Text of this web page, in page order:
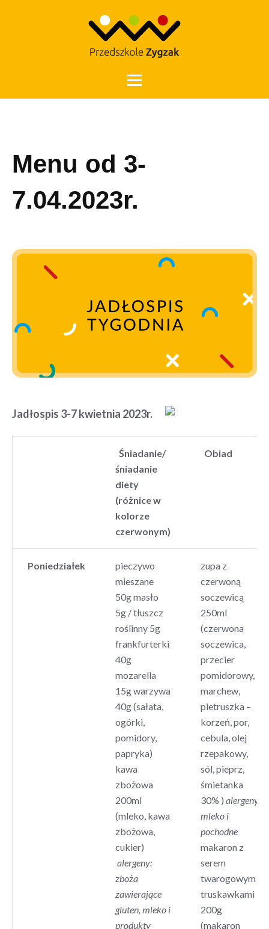
Menu od 3-
7.04.2023r.
Jadłospis 3-7 kwietnia 2023r.
Śniadanie/
śniadanie
diety
(różnice w
kolorze
czerwonym)
Obiad
Poniedziałek
pieczywo
mieszane
50g masło
5g / tłuszcz
roślinny 5g
frankfurterki
40g
mozarella
15g warzywa
40g (sałata,
ogórki,
pomidory,
papryka)
kawa
zbożowa
200ml
(mleko, kawa
zbożowa,
cukier)
alergeny:
zboża
zawierające
gluten, mleko i
produkty
zupa z
czerwoną
soczewicą
250ml
(czerwona
soczewica,
przecier
pomidorowy,
marchew,
pietruszka –
korzeń, por,
cebula, olej
rzepakowy,
sól, pieprz,
śmietanka
30% ) alergeny:
mleko i
pochodne
makaron z
serem
twarogowym i
truskawkami
200g
(makaron